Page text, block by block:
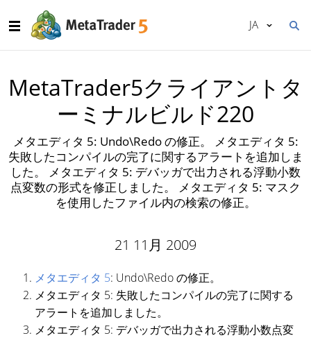
JA
MetaTrader5クライアントタ
ーミナルビルド220
メタエディタ 5: Undo\Redo の修正。 メタエディタ 5:
失敗したコンパイルの完了に関するアラートを追加しま
した。 メタエディタ 5: デバッガで出力される浮動小数
点変数の形式を修正しました。 メタエディタ 5: マスク
を使用したファイル内の検索の修正。
21 11月 2009
メタエディタ 5: Undo\Redo の修正。
メタエディタ 5: 失敗したコンパイルの完了に関する
アラートを追加しました。
メタエディタ 5: デバッガで出力される浮動小数点変